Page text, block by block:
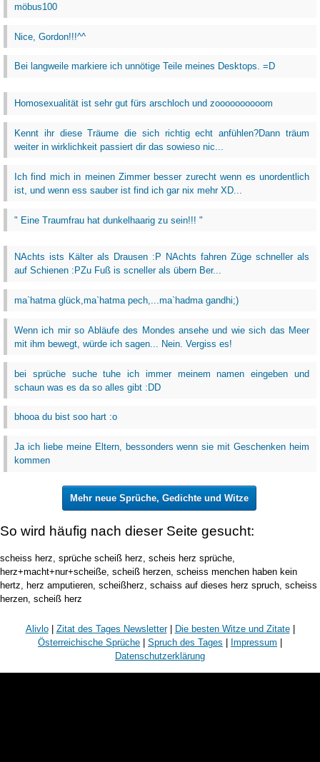
möbus100
Nice, Gordon!!!^^
Bei langweile markiere ich unnötige Teile meines Desktops. =D
Homosexualität ist sehr gut fürs arschloch und zoooooooooom
Kennt ihr diese Träume die sich richtig echt anfühlen?Dann träum
weiter in wirklichkeit passiert dir das sowieso nic...
Ich find mich in meinen Zimmer besser zurecht wenn es unordentlich
ist, und wenn ess sauber ist find ich gar nix mehr XD...
" Eine Traumfrau hat dunkelhaarig zu sein!!! "
NAchts ists Kälter als Drausen :P NAchts fahren Züge schneller als
auf Schienen :PZu Fuß is scneller als übern Ber...
ma`hatma glück,ma`hatma pech,...ma`hadma gandhi;)
Wenn ich mir so Abläufe des Mondes ansehe und wie sich das Meer
mit ihm bewegt, würde ich sagen... Nein. Vergiss es!
bei sprüche suche tuhe ich immer meinem namen eingeben und
schaun was es da so alles gibt :DD
bhooa du bist soo hart :o
Ja ich liebe meine Eltern, bessonders wenn sie mit Geschenken heim
kommen
Mehr neue Sprüche, Gedichte und Witze
So wird häufig nach dieser Seite gesucht:
scheiss herz, sprüche scheiß herz, scheis herz sprüche,
herz+macht+nur+scheiße, scheiß herzen, scheiss menchen haben kein
hertz, herz amputieren, scheißherz, schaiss auf dieses herz spruch, scheiss
herzen, scheiß herz
Alivlo| Zitat des Tages Newsletter| Die besten Witze und Zitate|
Österreichische Sprüche
Spruch des Tages Impressum
Datenschutzerklärung